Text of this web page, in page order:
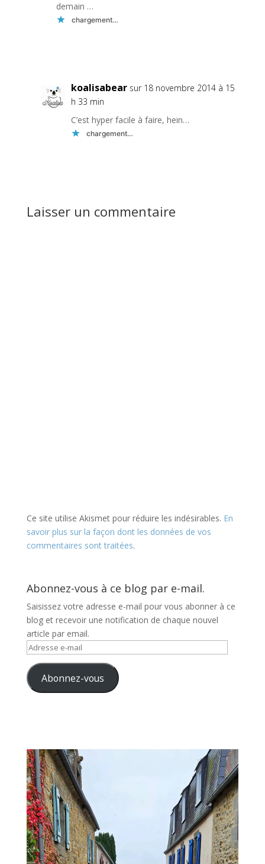
demain …
chargement…
koalisabear sur 18 novembre 2014 à 15
h 33 min
C’est hyper facile à faire, hein…
chargement…
Laisser un commentaire
Ce site utilise Akismet pour réduire les indésirables. En
savoir plus sur la façon dont les données de vos
commentaires sont traitées.
Abonnez-vous à ce blog par e-mail.
Saisissez votre adresse e-mail pour vous abonner à ce
blog et recevoir une notification de chaque nouvel
article par email.
Adresse
mail Abonnez-vous